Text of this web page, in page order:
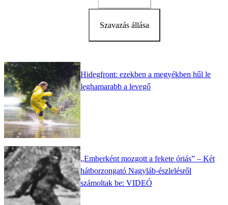
Szavazás állása
Hidegfront: ezekben a megyékben hűl le
leghamarabb a levegő
„Emberként mozgott a fekete óriás” – Két
hátborzongató Nagyláb-észlelésről
számoltak be: VIDEÓ